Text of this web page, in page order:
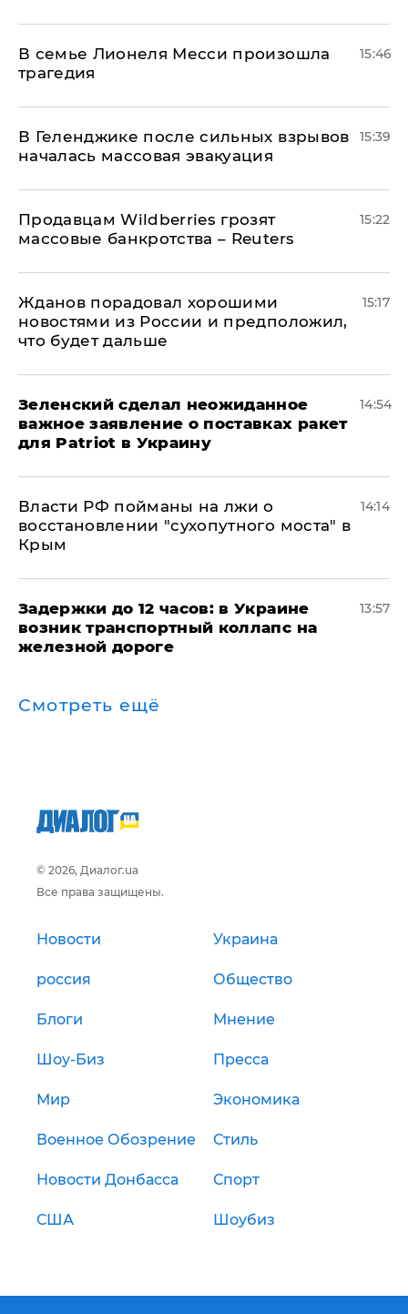
В семье Лионеля Месси произошла
трагедия
15:46
В Геленджике после сильных взрывов
началась массовая эвакуация
15:39
Продавцам Wildberries грозят
массовые банкротства – Reuters
15:22
Жданов порадовал хорошими
новостями из России и предположил,
что будет дальше
15:17
Зеленский сделал неожиданное
важное заявление о поставках ракет
для Patriot в Украину
14:54
Власти РФ пойманы на лжи о
восстановлении "сухопутного моста" в
Крым
14:14
Задержки до 12 часов: в Украине
возник транспортный коллапс на
железной дороге
13:57
Смотреть ещё
© 2026, Диалог.ua
Все права защищены.
Новости Украина
россия Общество
Блоги Мнение
Шоу-Биз Пресса
Мир Экономика
Военное Обозрение Стиль
Новости Донбасса Спорт
США Шоубиз